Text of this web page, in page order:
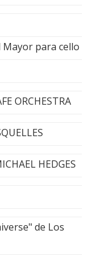
Mayor para cello
ORCHESTRA
HEDGES
de Los